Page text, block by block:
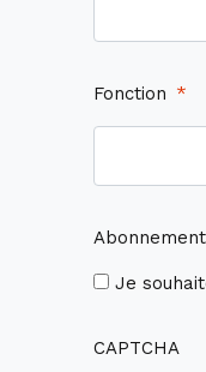
Fonction *
Je
CAPTCHA